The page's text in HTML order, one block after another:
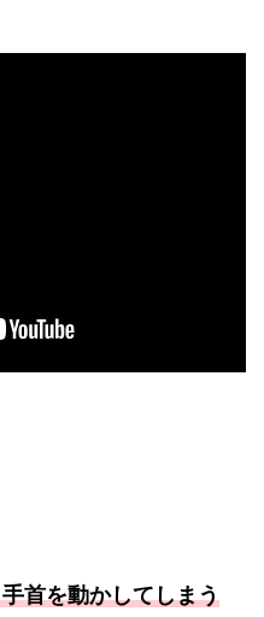
首を動かしてしまう